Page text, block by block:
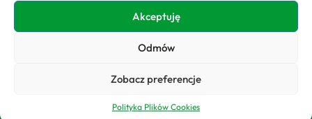
Akceptuję
Odmów
Zobacz preferencje
Polityka Plików Cookies
Copyright 2026. All rights
Prywatności